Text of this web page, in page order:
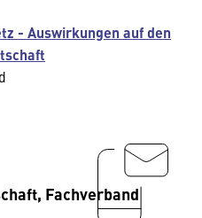
- Auswirkungen auf den
Fachverband